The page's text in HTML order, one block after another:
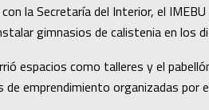
la Secretaría del Interior, el
gimnasios de calistenia en los
espacios como talleres y el
emprendimiento organizadas por